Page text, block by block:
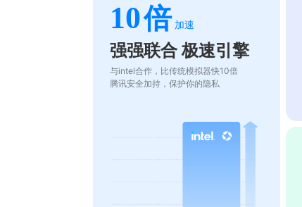
10倍 加速
强强联合 极速引擎
与intel合作，比传统模拟器快10倍
腾讯安全加持，保护你的隐私